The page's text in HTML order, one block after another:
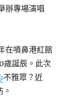
辦專場演唱
噴鼻港紅館
歲誕辰。此次
不雅眾？近